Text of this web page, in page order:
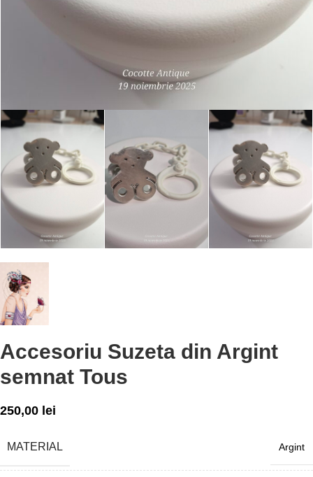
Accesoriu Suzeta din Argint
semnat Tous
250,00 lei
MATERIAL Argint